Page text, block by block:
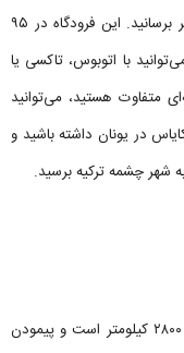
باید خود را به فرودگاه عدنان مندرس در شهر ازمیر برسانید. این فرودگاه در ۹۵
با اتوبوس، تاکسی یا
متفاوت هستید، می‌توانید
در یونان داشته باشید و
فاصله تهران تا منطقه چشمه در کشور ترکیه حدود ۲۸۰۰ کیلومتر است و پیمودن